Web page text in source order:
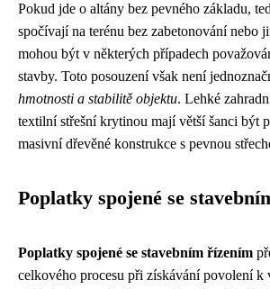
Pokud jde o altány bez pevného základu,
spočívají na terénu bez zabetonování nebo
mohou být v některých případech
stavby. Toto posouzení však není
hmotnosti a stabilitě objektu. Lehké
textilní střešní krytinou mají větší šanci být
masivní dřevěné konstrukce s pevnou
Poplatky spojené se
Poplatky spojené se stavebním řízením
celkového procesu při získávání povolení